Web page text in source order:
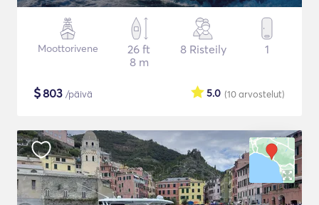
Moottorivene
26 ft
8 m
8 Risteily 1
$803 /päivä (10arvostelut)
5.0